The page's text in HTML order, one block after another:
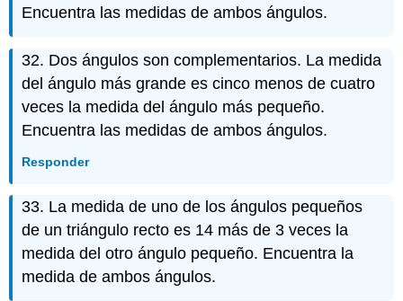
Encuentra las medidas de ambos ángulos.
32. Dos ángulos son complementarios. La medida
del ángulo más grande es cinco menos de cuatro
veces la medida del ángulo más pequeño.
Encuentra las medidas de ambos ángulos.
Responder
33. La medida de uno de los ángulos pequeños
de un triángulo recto es 14 más de 3 veces la
medida del otro ángulo pequeño. Encuentra la
medida de ambos ángulos.